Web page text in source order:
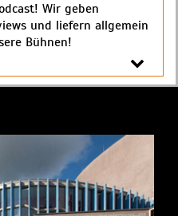
Wir geben
und liefern allgemein
Bühnen!